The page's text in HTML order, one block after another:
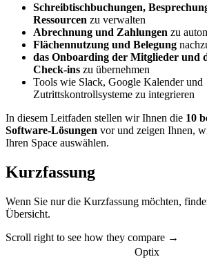
Schreibtischbuchungen,
Ressourcen zu verwalten
Abrechnung und Zahlungen zu
Flächennutzung und Belegung
das Onboarding der Mitglieder und
Check-ins zu übernehmen
Tools wie Slack, Google Kalender und
Zutrittskontrollsysteme zu integrieren
In diesem Leitfaden stellen wir Ihnen die 10
Software-Lösungen vor und zeigen Ihnen,
Ihren Space auswählen.
Kurzfassung
Wenn Sie nur die Kurzfassung möchten,
Übersicht.
Scroll right to see how they compare →
Optix